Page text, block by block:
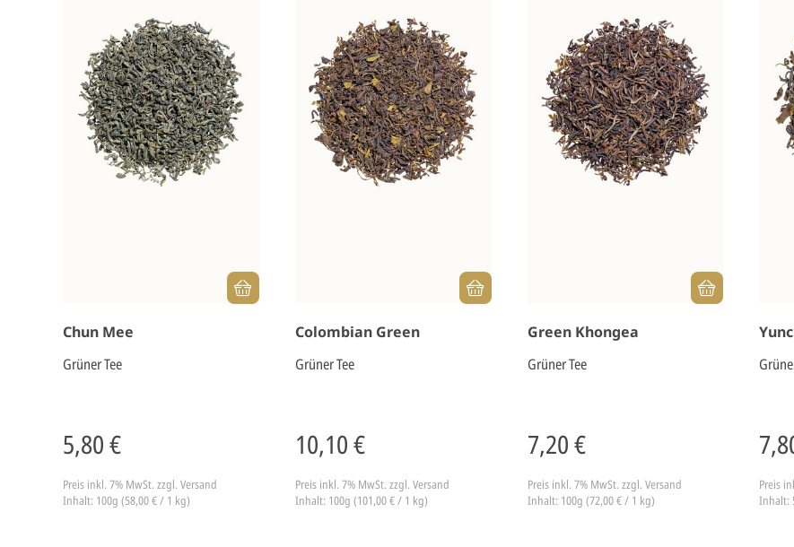
Chun Mee
Grüner Tee
5,80 €
Preis inkl. 7% MwSt. zzgl. Versand
Inhalt: 100g (58,00 € / 1 kg)
Colombian Green
Grüner Tee
10,10 €
Preis inkl. 7% MwSt. zzgl. Versand
Inhalt: 100g (101,00 € / 1 kg)
Green Khongea
Grüner Tee
7,20 €
Preis inkl. 7% MwSt. zzgl. Versand
Inhalt: 100g (72,00 € / 1 kg)
Preis
Inhalt: